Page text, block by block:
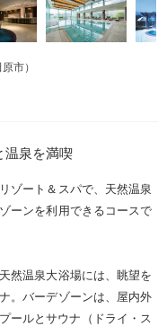
市）
温泉を満喫
ゾート＆スパで、天然温泉
ーンを利用できるコースで
然温泉大浴場には、眺望を
。バーデゾーンは、屋内外
ールとサウナ（ドライ・ス